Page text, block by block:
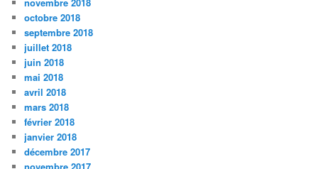
novembre 2018
octobre 2018
septembre 2018
juillet 2018
juin 2018
mai 2018
avril 2018
mars 2018
février 2018
janvier 2018
décembre 2017